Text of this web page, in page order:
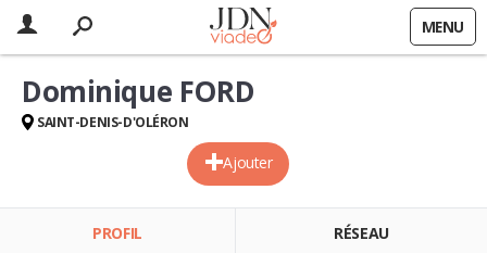
MENU
Ajouter
Dominique FORD
SAINT-DENIS-D'OLÉRON
PROFIL RÉSEAU